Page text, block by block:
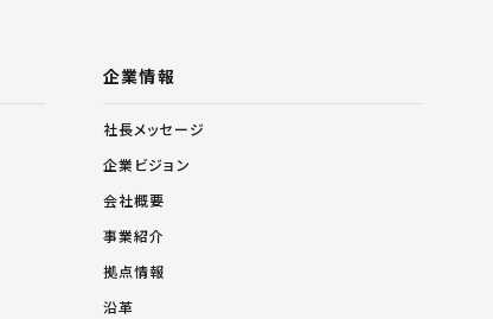
企業情報
社長メッセージ
企業ビジョン
会社概要
事業紹介
拠点情報
沿革